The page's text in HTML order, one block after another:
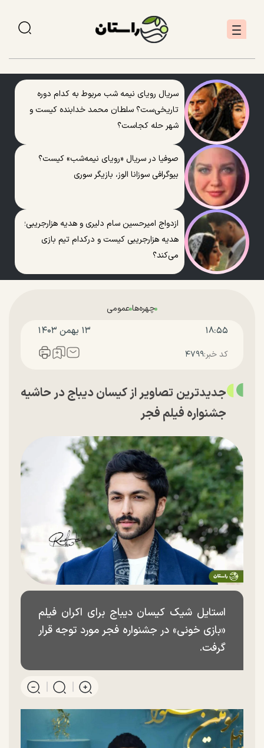
سریال رویای نیمه شب مربوط به کدام دوره
تاریخی‌ست؟ سلطان محمد خدابنده کیست و
شهر حله کجاست؟
صوفیا در سریال «رویای نیمه‌شب» کیست؟
بیوگرافی سوزانا الوز، بازیگر سوری
ازدواج امیرحسین سام دلیری و هدیه هزارجریبی؛
هدیه هزارجریبی کیست و درکدام تیم بازی
می‌کند؟
چهره‌هاعمومی
۱۸:۵۵ ۱۳ بهمن ۱۴۰۳
کد خبر:۴۷۹۹
جدیدترین تصاویر از کیسان دیباج در حاشیه
جشنواره فیلم فجر
استایل شیک کیسان دیباج برای اکران فیلم
«بازی خونی» در جشنواره فجر مورد توجه قرار
گرفت.